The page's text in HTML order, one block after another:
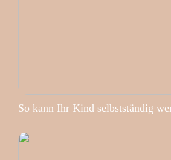
So kann Ihr Kind selbstständig